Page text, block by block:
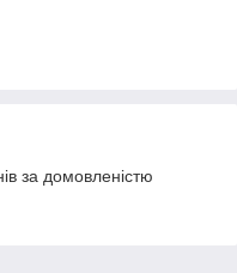
за домовленістю